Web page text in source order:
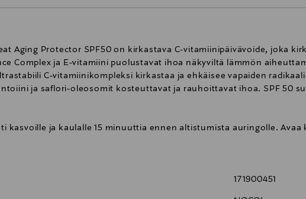
Aging Protector SPF50 on kirkastava C-vitamiinipäivävoide, joka
Complex ja E-vitamiini puolustavat ihoa näkyviltä lämmön
C-vitamiinikompleksi kirkastaa ja ehkäisee vapaiden
ja saflori-oleosomit kosteuttavat ja rauhoittavat ihoa. SPF 50
kasvoille ja kaulalle 15 minuuttia ennen altistumista auringolle.
171900451